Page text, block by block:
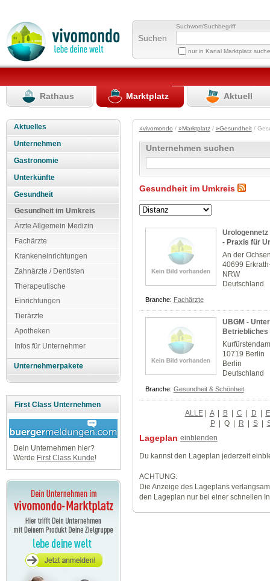
Suchen
Suchwort/Suchbegriff
nur in Kanal Marktplatz
Rathaus Marktplatz Aktuell
Aktuelles
Unternehmen
Gastronomie
Unterkünfte
Gesundheit
Gesundheit im Umkreis
Ärzte Allgemein Medizin
Fachärzte
Krankeneinrichtungen
Zahnärzte / Dentisten
Therapeutische
Einrichtungen
Tierärzte
Apotheken
Infos für Unternehmer
Unternehmerpakete
First Class Unternehmen
Dein Unternehmen hier?
Werde First Class Kunde!
»vivomondo / »Marktplatz/ »Gesundheit/
Unternehmen suchen
Gesundheit im Umkreis
- Praxis für
An der
40699
NRW
Deutschland
Branche: Fachärzte
UBGM -
Betriebliches
10719 Berlin
Berlin
Deutschland
Branche: Gesundheit & Schönheit
ALLE| A | B | C | D | E
P | Q | R | S |
Lageplan einblenden
Du kannst den Lageplan jederzeit
ACHTUNG:
Die Anzeige des Lageplans
den Lageplan nur bei einer schnellen